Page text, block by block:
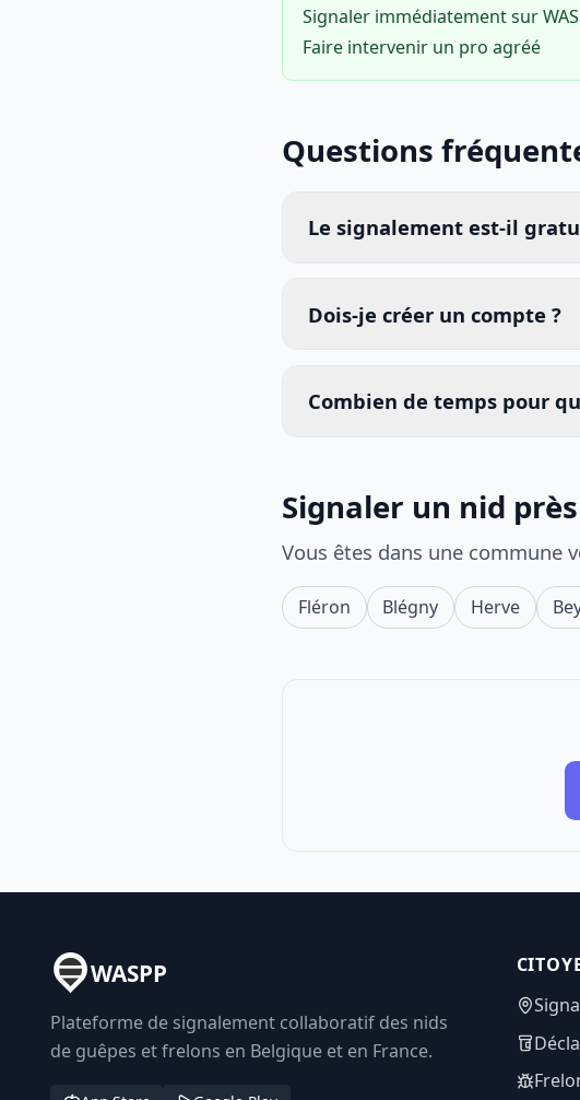
Signaler immédiatement sur
Faire intervenir un pro agréé
Questions
Le signalement est-il
Dois-je créer un compte ?
Combien de temps pour
Signaler un nid
Vous êtes dans une commune
Fléron Blégny Herve
WASPP
Plateforme de signalement collaboratif des nids
de guêpes et frelons en Belgique et en France.